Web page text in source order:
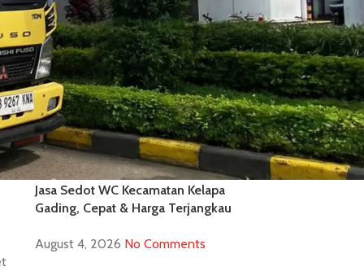
Jasa Sedot WC Kecamatan Cilincing,
Cepat & Harga Terjangkau
August 4, 2026 No Comments
Jasa Sedot WC Kecamatan Kelapa
Gading, Cepat & Harga Terjangkau
August 4, 2026 No Comments